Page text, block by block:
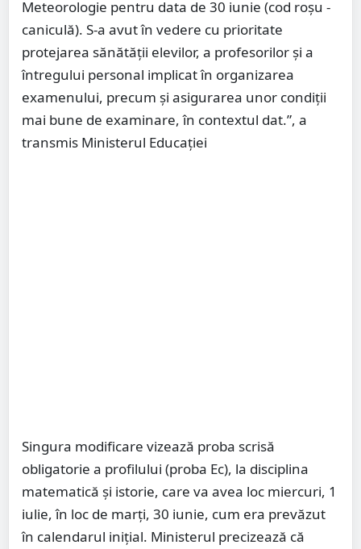
Meteorologie pentru data de 30 iunie (cod roșu -
caniculă). S-a avut în vedere cu prioritate
protejarea sănătății elevilor, a profesorilor și a
întregului personal implicat în organizarea
examenului, precum și asigurarea unor condiții
mai bune de examinare, în contextul dat.”, a
transmis Ministerul Educației
Singura modificare vizează proba scrisă
obligatorie a profilului (proba Ec), la disciplina
matematică și istorie, care va avea loc miercuri, 1
iulie, în loc de marți, 30 iunie, cum era prevăzut
în calendarul inițial. Ministerul precizează că